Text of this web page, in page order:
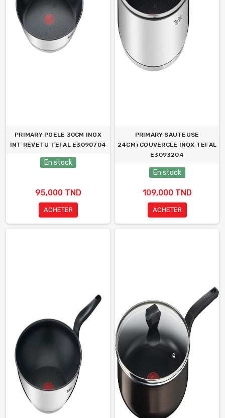
PRIMARY POELE 30CM INOX
INT REVETU TEFAL E3090704
En stock
95,000 TND
ACHETER
PRIMARY SAUTEUSE
24CM+COUVERCLE INOX TEFAL
E3093204
En stock
109,000 TND
ACHETER